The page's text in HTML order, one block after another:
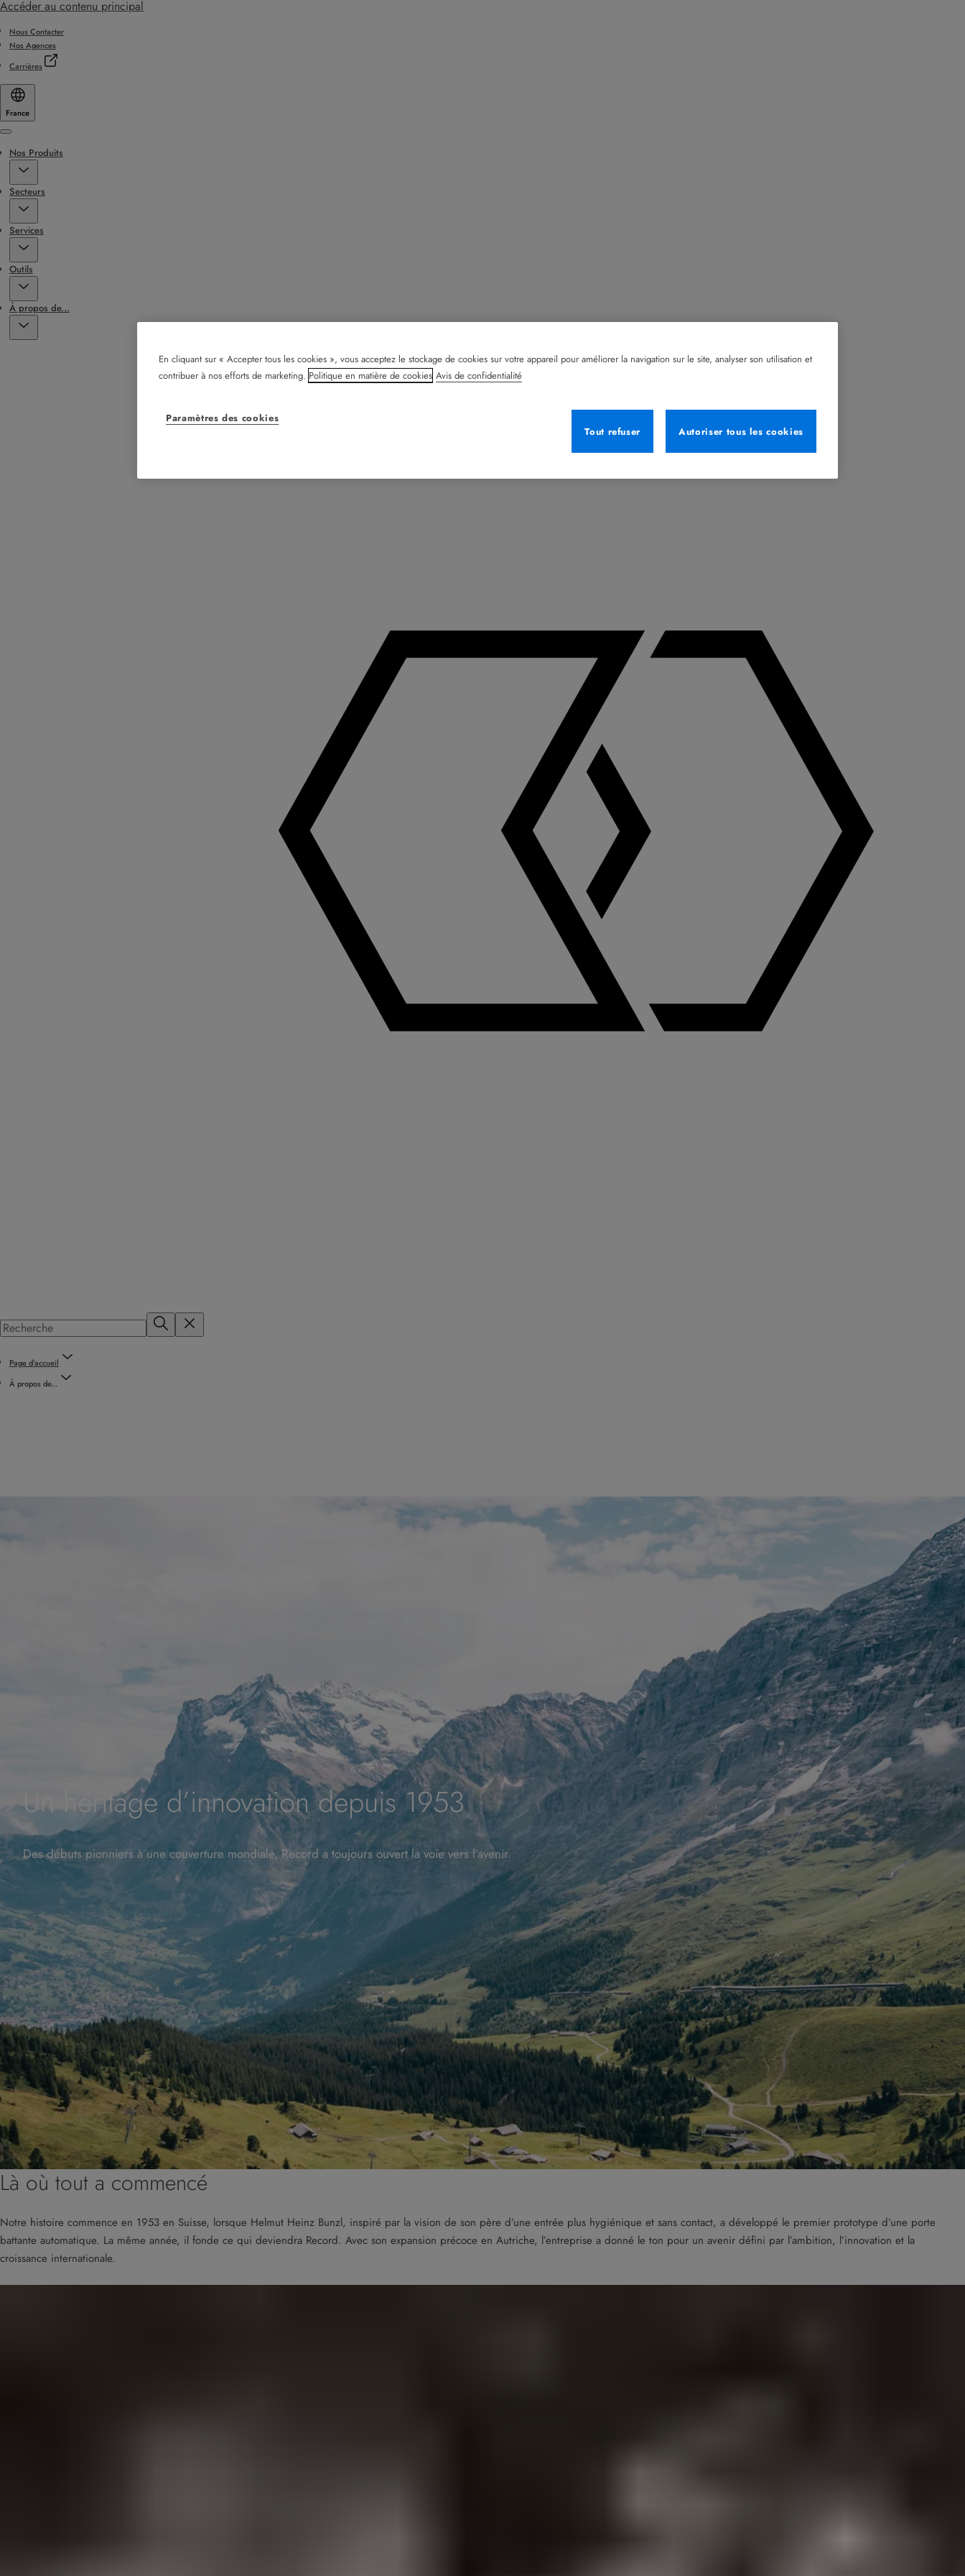
Accéder au contenu principal
Nous Contacter
Nos Agences
Carrières
France
Menu
Nos Produits
Secteurs
Services
Outils
À propos de...
Page d’accueil
À propos de...
Un héritage d’innovation depuis 1953
Des débuts pionniers à une couverture mondiale, Record a toujours ouvert la voie vers l’avenir.
Là où tout a commencé
Notre histoire commence en 1953 en Suisse, lorsque Helmut Heinz Bunzl, inspiré par la vision de son père d’une entrée plus hygiénique et sans contact, a développé le premier prototype d’une porte
battante automatique. La même année, il fonde ce qui deviendra Record. Avec son expansion précoce en Autriche, l’entreprise a donné le ton pour un avenir défini par l’ambition, l’innovation et la
croissance internationale.
En cliquant sur « Accepter tous les cookies », vous acceptez le stockage de cookies sur votre appareil pour améliorer la navigation sur le site, analyser son utilisation et
contribuer à nos efforts de marketing. Politique en matière de cookies Avis de confidentialité
Paramètres des cookies
Tout refuser
Autoriser tous les cookies